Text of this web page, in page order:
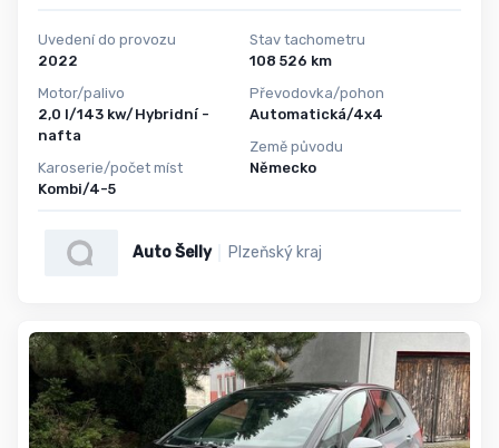
Uvedení do provozu
2022
Motor/palivo
2,0 l/143 kw/Hybridní -
nafta
Karoserie/počet míst
Kombi/4-5
Stav tachometru
108 526 km
Převodovka/pohon
Automatická/4x4
Země původu
Německo
Auto Šelly Plzeňský kraj